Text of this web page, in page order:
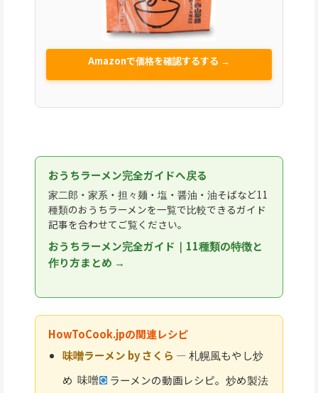
Amazonで価格を確認するする →
おうちラーメン完全ガイドへ戻る
家二郎・家系・担々麺・塩・醤油・油そばなど11
種類のおうちラーメンを一覧で比較できるガイド
記事を合わせてご覧ください。
おうちラーメン完全ガイド｜11種類の特徴と
作り方まとめ →
HowToCook.jpの関連レシピ
味噌ラーメン by さくら — 札幌風もやし炒
め 味噌
ラーメンの動画レシピ。炒め製法